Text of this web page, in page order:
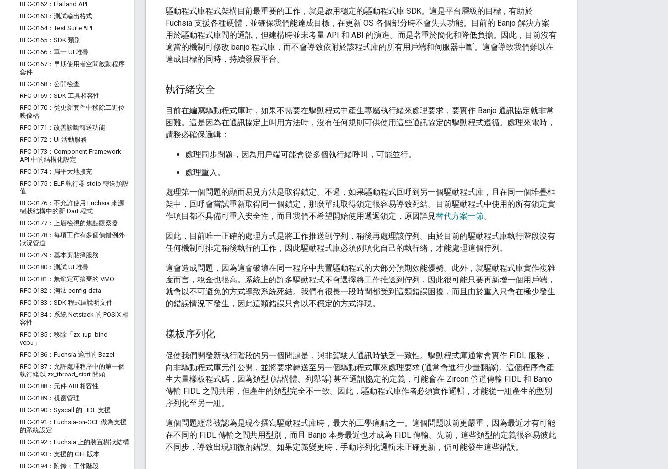
RFC-0162：Flatland API
RFC-0163：測試輸出格式
RFC-0164：Test Suite API
RFC-0165：SDK 類別
RFC-0166：單一 UI 堆疊
RFC-0167：早期使用者空間啟動程序
套件
RFC-0168：公開檢查
RFC-0169：SDK 工具相容性
RFC-0170：從更新套件中移除二進位
映像檔
RFC-0171：改善診斷轉送功能
RFC-0172：UI 活動服務
RFC-0173：Component Framework
API 中的結構化設定
RFC-0174：扁平大地擴充
RFC-0175：ELF 執行器 stdio 轉送預設
值
RFC-0176：不允許使用 Fuchsia 來源
樹狀結構中的新 Dart 程式
RFC-0177：上層檢視的焦點觀察器
RFC-0178：每項工作有多個偵錯例外
狀況管道
RFC-0179：基本剪貼簿服務
RFC-0180：測試 UI 堆疊
RFC-0181：無鎖定可捨棄的 VMO
RFC-0182：淘汰 config-data
RFC-0183：SDK 程式庫說明文件
RFC-0184：系統 Netstack 的 POSIX 相
容性
RFC-0185：移除「zx rup bind
vcpu」
RFC-0186：Fuchsia 適用的 Bazel
RFC-0187：允許處理程序中的第一個
執行緒以 zx _thread start 開頭
RFC-0188：元件 ABI 相容性
RFC-0189：視窗管理
RFC-0190：Syscall 的 FIDL 支援
RFC-0191：Fuchsia-on-GCE 做為支援
的系統設定
RFC-0192：Fuchsia 上的裝置樹狀結構
RFC-0193：支援的 C++ 版本
RFC-0194：附錄：工作階段
驅動程式庫程式架構目前最重要的工作，就是啟用穩定的驅動程式庫 SDK。這是平台層級的目標，有助於
Fuchsia 支援各種硬體，並確保我們能達成目標，在更新 OS 各個部分時不會失去功能。目前的 Banjo 解決方案
用於驅動程式庫間的通訊，但建構時並未考量 API 和 ABI 的演進。而是著重於簡化和降低負擔。因此，目前沒有
適當的機制可修改 banjo 程式庫，而不會導致依附於該程式庫的所有用戶端和伺服器中斷。這會導致我們難以在
達成目標的同時，持續發展平台。
執行緒安全
目前在編寫驅動程式庫時，如果不需要在驅動程式中產生專屬執行緒來處理要求，要實作 Banjo 通訊協定就非常
困難。這是因為在通訊協定上叫用方法時，沒有任何規則可供使用這些通訊協定的驅動程式遵循。處理來電時，
請務必確保邏輯：
處理同步問題，因為用戶端可能會從多個執行緒呼叫，可能並行。
處理重入。
處理第一個問題的顯而易見方法是取得鎖定。不過，如果驅動程式回呼到另一個驅動程式庫，且在同一個堆疊框
架中，回呼會嘗試重新取得同一個鎖定，那麼單純取得鎖定很容易導致死結。目前驅動程式中使用的所有鎖定實
作項目都不具備可重入安全性，而且我們不希望開始使用遞迴鎖定，原因詳見替代方案一節。
因此，目前唯一正確的處理方式是將工作推送到佇列，稍後再處理該佇列。由於目前的驅動程式庫執行階段沒有
任何機制可排定稍後執行的工作，因此驅動程式庫必須例項化自己的執行緒，才能處理這個佇列。
這會造成問題，因為這會破壞在同一程序中共置驅動程式的大部分預期效能優勢。此外，就驅動程式庫實作複雜
度而言，稅金也很高。系統上的許多驅動程式不會選擇將工作推送到佇列，因此很可能只要再新增一個用戶端，
就會以不可避免的方式導致系統死結。我們有很長一段時間都受到這類錯誤困擾，而且由於重入只會在極少發生
的錯誤情況下發生，因此這類錯誤只會以不穩定的方式浮現。
樣板序列化
促使我們開發新執行階段的另一個問題是，與非駕駛人通訊時缺乏一致性。驅動程式庫通常會實作 FIDL 服務，
向非驅動程式庫元件公開，並將要求轉送至另一個驅動程式庫來處理要求 (通常會進行少量翻譯)。這個程序會產
生大量樣板程式碼，因為類型 (結構體、列舉等) 甚至通訊協定的定義，可能會在 Zircon 管道傳輸 FIDL 和 Banjo
傳輸 FIDL 之間共用，但產生的類型完全不一致。因此，驅動程式庫作者必須實作邏輯，才能從一組產生的型別
序列化至另一組。
這個問題經常被認為是現今撰寫驅動程式庫時，最大的工學痛點之一。這個問題以前更嚴重，因為最近才有可能
在不同的 FIDL 傳輸之間共用型別，而且 Banjo 本身最近也才成為 FIDL 傳輸。先前，這些類型的定義很容易彼此
不同步，導致出現細微的錯誤。如果定義變更時，手動序列化邏輯未正確更新，仍可能發生這些錯誤。